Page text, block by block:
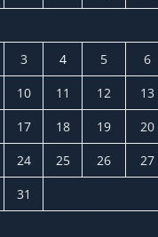
3 4 5 6
10 11 12 13
17 18 19 20
24 25 26 27
31